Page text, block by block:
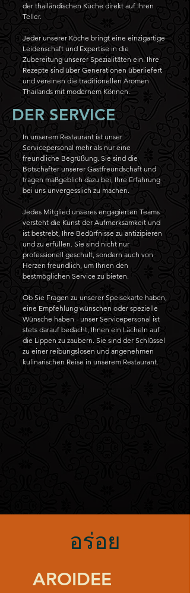
der thailändischen Küche direkt auf Ihren
Teller.
Jeder unserer Köche bringt eine einzigartige
Leidenschaft und Expertise in die
Zubereitung unserer Spezialitäten ein. Ihre
Rezepte sind über Generationen überliefert
und vereinen die traditionellen Aromen
Thailands mit modernem Können.
DER SERVICE
In unserem Restaurant ist unser
Servicepersonal mehr als nur eine
freundliche Begrüßung. Sie sind die
Botschafter unserer Gastfreundschaft und
tragen maßgeblich dazu bei, Ihre Erfahrung
bei uns unvergesslich zu machen.
Jedes Mitglied unseres engagierten Teams
versteht die Kunst der Aufmerksamkeit und
ist bestrebt, Ihre Bedürfnisse zu antizipieren
und zu erfüllen. Sie sind nicht nur
professionell geschult, sondern auch von
Herzen freundlich, um Ihnen den
bestmöglichen Service zu bieten.
Ob Sie Fragen zu unserer Speisekarte haben,
eine Empfehlung wünschen oder spezielle
Wünsche haben - unser Servicepersonal ist
stets darauf bedacht, Ihnen ein Lächeln auf
die Lippen zu zaubern. Sie sind der Schlüssel
zu einer reibungslosen und angenehmen
kulinarischen Reise in unserem Restaurant.
อร่อย
AROIDEE